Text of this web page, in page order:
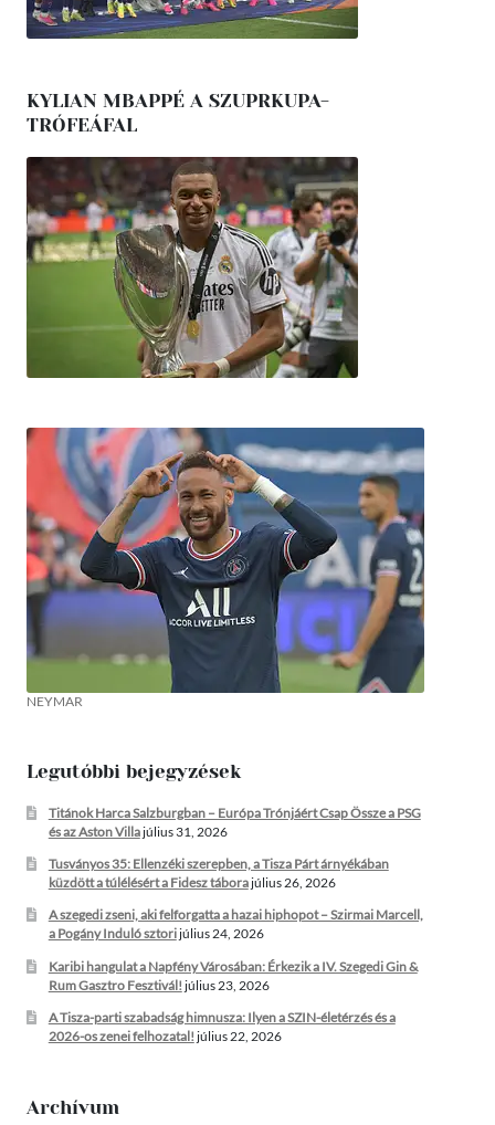
KYLIAN MBAPPÉ A SZUPRKUPA-
TRÓFEÁFAL
NEYMAR
Legutóbbi bejegyzések
Titánok Harca Salzburgban – Európa Trónjáért Csap Össze a PSG
és az Aston Villajúlius 31, 2026
Tusványos 35: Ellenzéki szerepben, a Tisza Párt árnyékában
küzdött a túlélésért a Fidesz táborajúlius 26, 2026
A szegedi zseni, aki felforgatta a hazai hiphopot – Szirmai Marcell,
a Pogány Induló sztorijúlius 24, 2026
Karibi hangulat a Napfény Városában: Érkezik a IV. Szegedi Gin &
Rum Gasztro Fesztivál! július 23, 2026
A Tisza-parti szabadság himnusza: Ilyen a SZIN-életérzés és a
2026-os zenei felhozatal! július 22, 2026
Archívum